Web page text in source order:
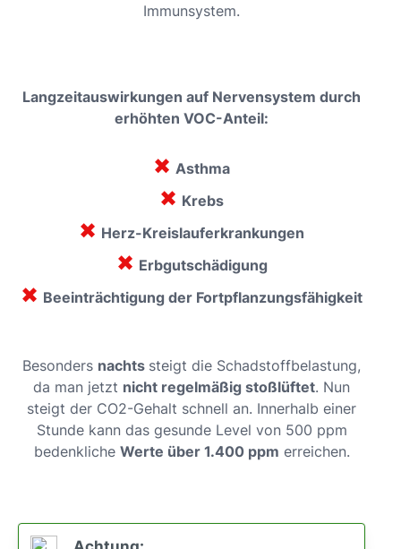
Immunsystem.
Langzeitauswirkungen auf Nervensystem durch
erhöhten VOC-Anteil:
✖ Asthma
✖ Krebs
✖ Herz-Kreislauferkrankungen
✖ Erbgutschädigung
✖ Beeinträchtigung der Fortpflanzungsfähigkeit
Besonders nachts steigt die Schadstoffbelastung,
da man jetzt nicht regelmäßig stoßlüftet. Nun
steigt der CO2-Gehalt schnell an. Innerhalb einer
Stunde kann das gesunde Level von 500 ppm
bedenkliche Werte über 1.400 ppm erreichen.